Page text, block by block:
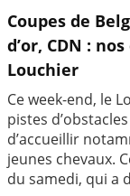
Coupes de
d’or, CDN :
Louchier
Ce week-end, le
pistes
d’accueillir
jeunes chevaux.
du samedi, qui a